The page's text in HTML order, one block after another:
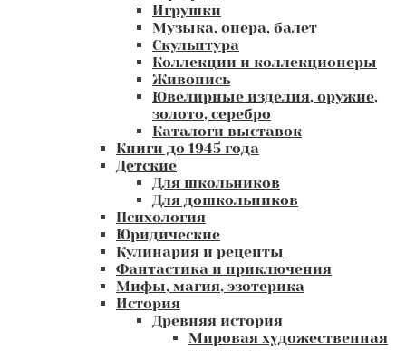
Игрушки
Музыка, опера, балет
Скульптура
Коллекции и коллекционеры
Живопись
Ювелирные изделия, оружие,
золото, серебро
Каталоги выставок
Книги до 1945 года
Детские
Для школьников
Для дошкольников
Психология
Юридические
Кулинария и рецепты
Фантастика и приключения
Мифы, магия, эзотерика
История
Древняя история
Мировая художественная